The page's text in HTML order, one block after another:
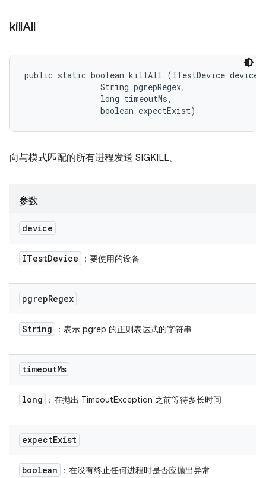
killAll
public static boolean killAll (ITestDevice
                String pgrepRegex,
                long timeoutMs,
                boolean expectExist)
向与模式匹配的所有进程发送 SIGKILL。
参数
device
ITestDevice ：要使用的设备
pgrepRegex
String ：表示 pgrep 的正则表达式的字符串
timeoutMs
long ：在抛出 TimeoutException 之前等待多长时间
expectExist
boolean ：在没有终止任何进程时是否应抛出异常